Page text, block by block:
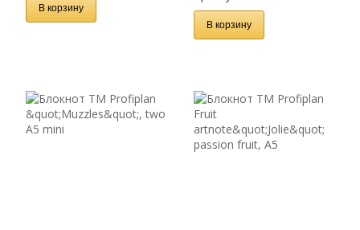
В корзину
В корзину